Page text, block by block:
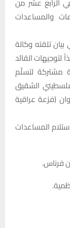
والمساعدات
تلقته وكالة
لتوجيهات القائد
مشتركة لتسلّم
الشقيق
(فزعة عراقية
المساعدات
فرناس.